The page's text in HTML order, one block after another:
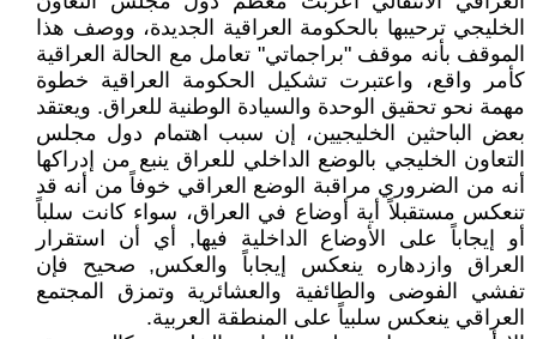
الخليجي ترحيبها بالحكومة العراقية الجديدة، ووصف هذا
الموقف بأنه موقف "براجماتي" تعامل مع الحالة العراقية
كأمر واقع، واعتبرت تشكيل الحكومة العراقية خطوة
مهمة نحو تحقيق الوحدة والسيادة الوطنية للعراق. ويعتقد
بعض الباحثين الخليجيين، إن سبب اهتمام دول مجلس
التعاون الخليجي بالوضع الداخلي للعراق ينبع من إدراكها
أنه من الضروري مراقبة الوضع العراقي خوفاً من أنه قد
تنعكس مستقبلاً أية أوضاع في العراق، سواء كانت سلباً
أو إيجاباً على الأوضاع الداخلية فيها, أي أن استقرار
العراق وازدهاره ينعكس إيجاباً والعكس, صحيح فإن
تفشي الفوضى والطائفية والعشائرية وتمزق المجتمع
العراقي ينعكس سلبياً على المنطقة العربية.